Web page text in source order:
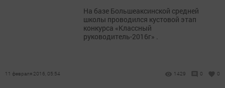
На базе Большеаксинской средней
школы проводился кустовой этап
конкурса «Классный
руководитель-2016г» .
11 февраля 2016, 05:54 1429 0 0